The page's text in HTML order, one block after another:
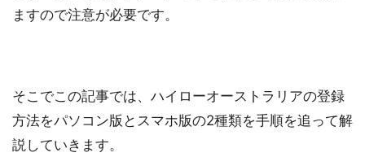
ますので注意が必要です。
そこでこの記事では、ハイローオーストラリアの登録
方法をパソコン版とスマホ版の2種類を手順を追って解
説していきます。